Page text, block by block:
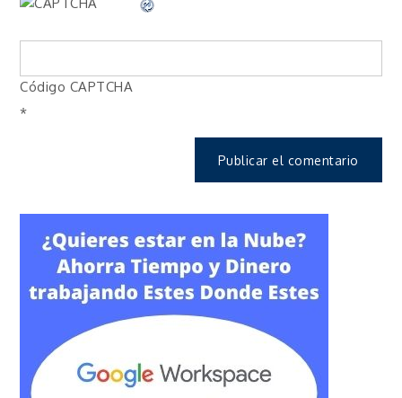
Código CAPTCHA
*